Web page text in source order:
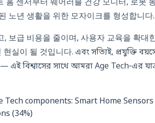
센서부터 웨어러블 건강 모니터, 로봇
노년 생활을 위한 모자이크를 형성합니다.
보급 비용을 줄이며, 사용자 교육을 확대
실이 될 것입니다. এবং সত্যিই, প্রযুক্তি
বিশ্বাসের সাথে আমরা Age Tech‑এর